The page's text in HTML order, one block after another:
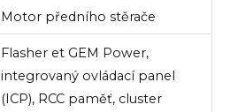
Motor předního stěrače
Flasher et GEM Power,
integrovaný ovládací panel
(ICP), RCC paměť, cluster